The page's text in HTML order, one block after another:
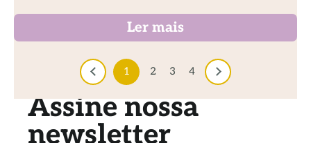
Ler mais
1 2 3 4
Assine nossa
newsletter